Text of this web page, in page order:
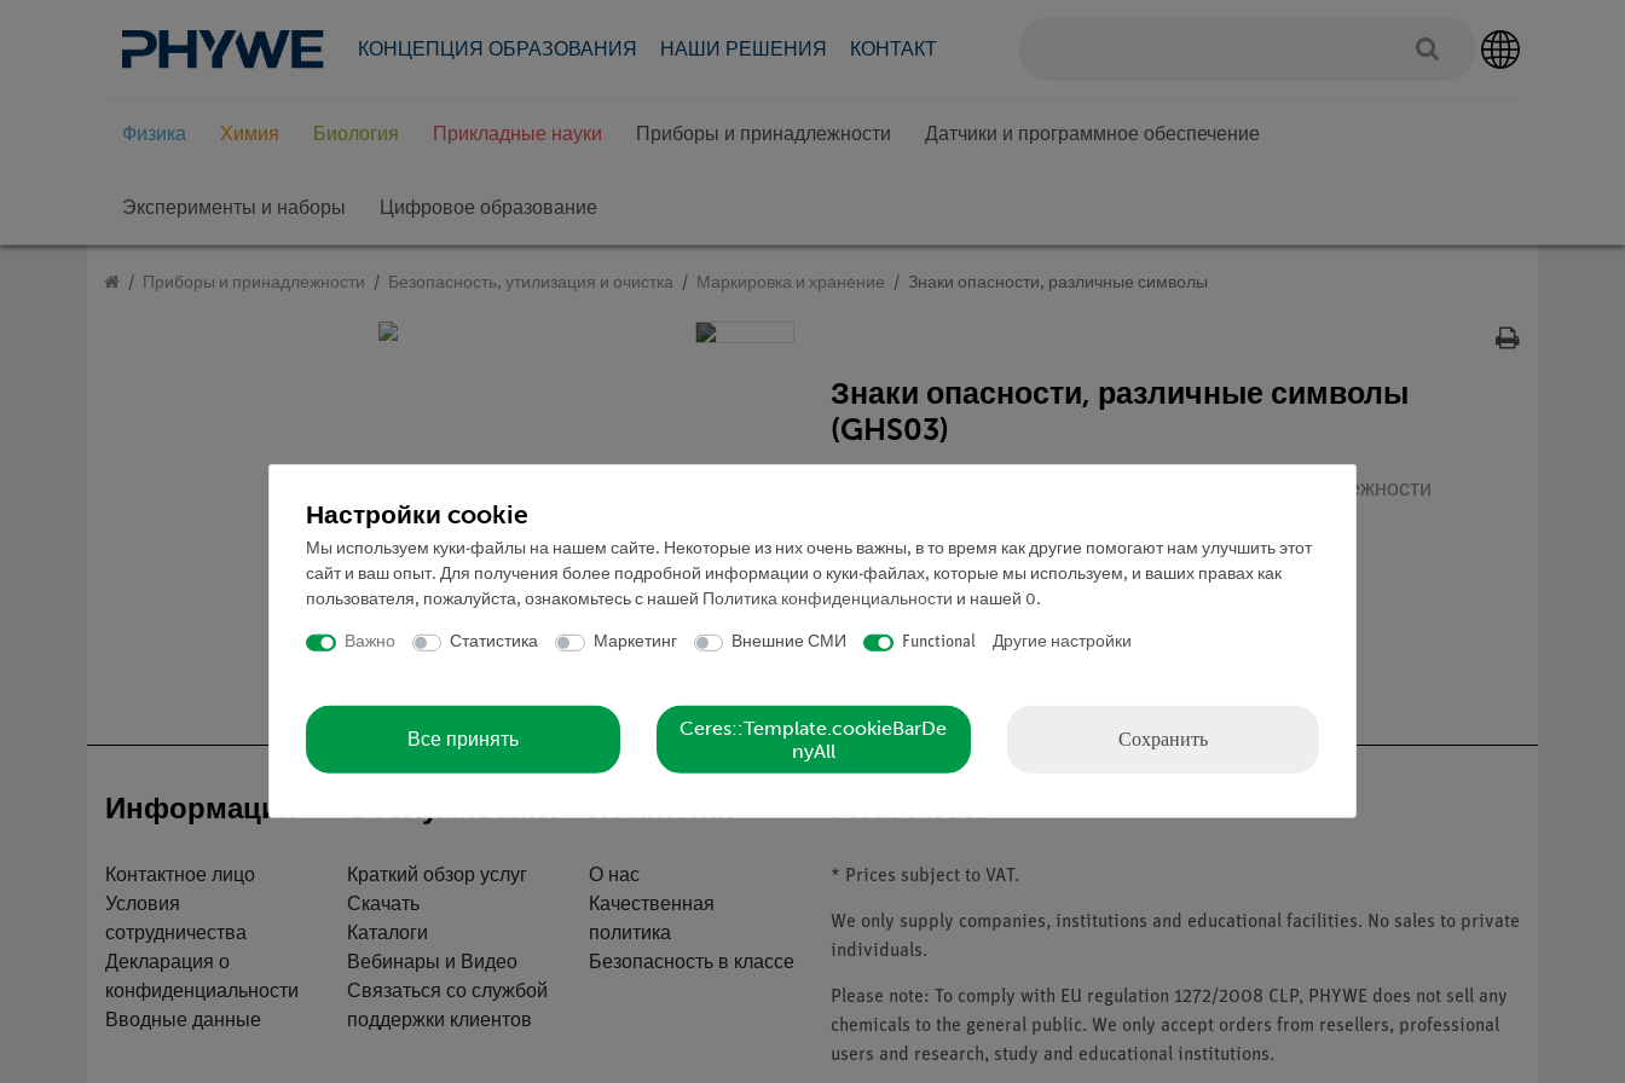
КОНЦЕПЦИЯ ОБРАЗОВАНИЯ НАШИ РЕШЕНИЯ КОНТАКТ
Физика Химия Биология Прикладные науки Приборы и принадлежности Датчики и программное обеспечение
Эксперименты и наборы Цифровое образование
Приборы и принадлежности Безопасность, утилизация и очистка Маркировка и хранение Знаки опасности, различные символы
Знаки опасности, различные символы
(GHS03)
Кат.номер 38708-03 | Тип: Оборудование и принадлежности
Информация
Контактное лицо
Условия
сотрудничества
Декларация о
конфиденциальности
Вводные данные
Обслуживание
Краткий обзор услуг
Скачать
Каталоги
Вебинары и Видео
Связаться со службой
поддержки клиентов
Компания
О нас
Качественная
политика
Безопасность в классе
Please note
* Prices subject to VAT.
We only supply companies, institutions and educational facilities. No sales to private
individuals.
Please note: To comply with EU regulation 1272/2008 CLP, PHYWE does not sell any
chemicals to the general public. We only accept orders from resellers, professional
users and research, study and educational institutions.
Настройки cookie
Мы используем куки-файлы на нашем сайте. Некоторые из них очень важны, в то время как другие помогают нам улучшить этот
сайт и ваш опыт. Для получения более подробной информации о куки-файлах, которые мы используем, и ваших правах как
пользователя, пожалуйста, ознакомьтесь с нашей
Политика конфиденциальности и нашей 0.
Важно Статистика Маркетинг Внешние СМИ Functional Другие настройки
Все принять
Ceres::Template.cookieBarDe
nyAll
Сохранить